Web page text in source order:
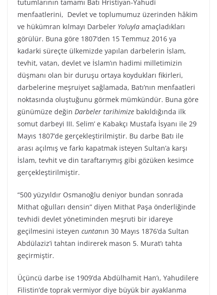
tutumlarının tamamı Batı Hristiyan-Yahudi
menfaatlerini, Devlet ve toplumumuz üzerinden hâkim
ve hükümran kılmayı Darbeler Yoluyla amaçladıkları
görülür. Buna göre 1807’den 15 Temmuz 2016 ya
kadarki süreçte ülkemizde yapılan darbelerin İslam,
tevhit, vatan, devlet ve İslam’ın hadimi milletimizin
düşmanı olan bir duruşu ortaya koydukları fikirleri,
darbelerine meşruiyet sağlamada, Batı’nın menfaatleri
noktasında oluştuğunu görmek mümkündür. Buna göre
günümüze değin Darbeler tarihimize bakıldığında ilk
somut darbeyi III. Selim’ e Kabakçı Mustafa İsyanı ile 29
Mayıs 1807’de gerçekleştirilmiştir. Bu darbe Batı ile
arası açılmış ve farkı kapatmak isteyen Sultan’a karşı
İslam, tevhit ve din taraftarıymış gibi gözüken kesimce
gerçekleştirilmiştir.
“500 yüzyıldır Osmanoğlu deniyor bundan sonrada
Mithat oğulları densin” diyen Mithat Paşa önderliğinde
tevhidi devlet yönetiminden meşruti bir idareye
geçilmesini isteyen cuntanın 30 Mayıs 1876‘da Sultan
Abdülaziz’i tahtan indirerek mason 5. Murat’ı tahta
geçirmiştir.
Üçüncü darbe ise 1909’da Abdülhamit Han’ı, Yahudilere
Filistin’de toprak vermiyor diye büyük bir ayaklanma